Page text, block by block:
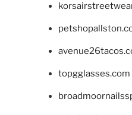
topgglasses.com